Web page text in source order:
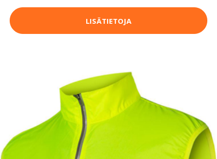
LISÄTIETOJA